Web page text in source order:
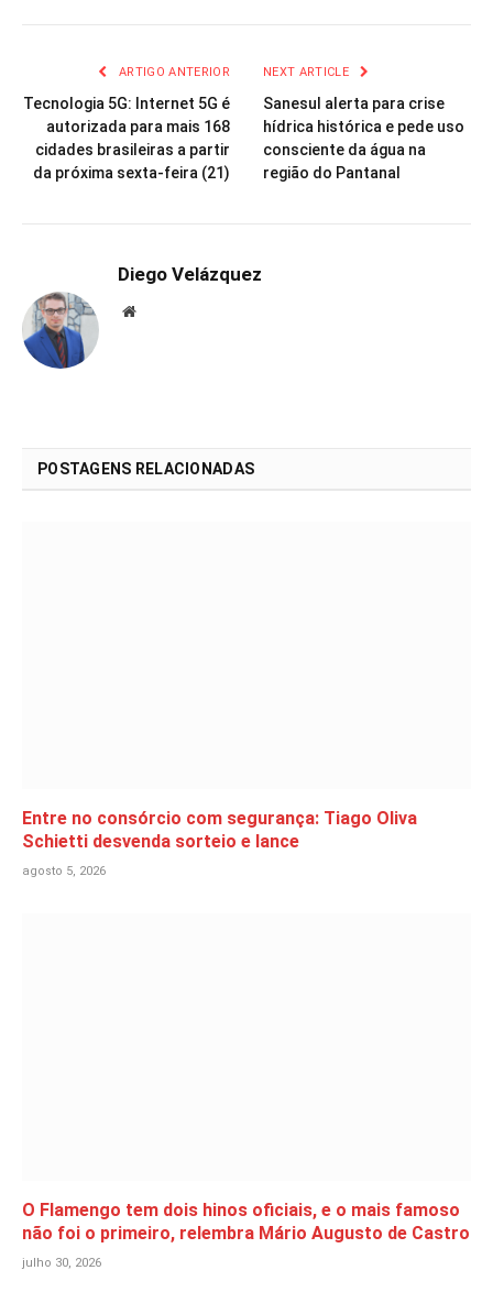
ARTIGO ANTERIOR
Tecnologia 5G: Internet 5G é
autorizada para mais 168
cidades brasileiras a partir
da próxima sexta-feira (21)
NEXT ARTICLE
Sanesul alerta para crise
hídrica histórica e pede uso
consciente da água na
região do Pantanal
Diego Velázquez
Website
POSTAGENS RELACIONADAS
Entre no consórcio com segurança: Tiago Oliva
Schietti desvenda sorteio e lance
agosto 5, 2026
O Flamengo tem dois hinos oficiais, e o mais famoso
não foi o primeiro, relembra Mário Augusto de Castro
julho 30, 2026